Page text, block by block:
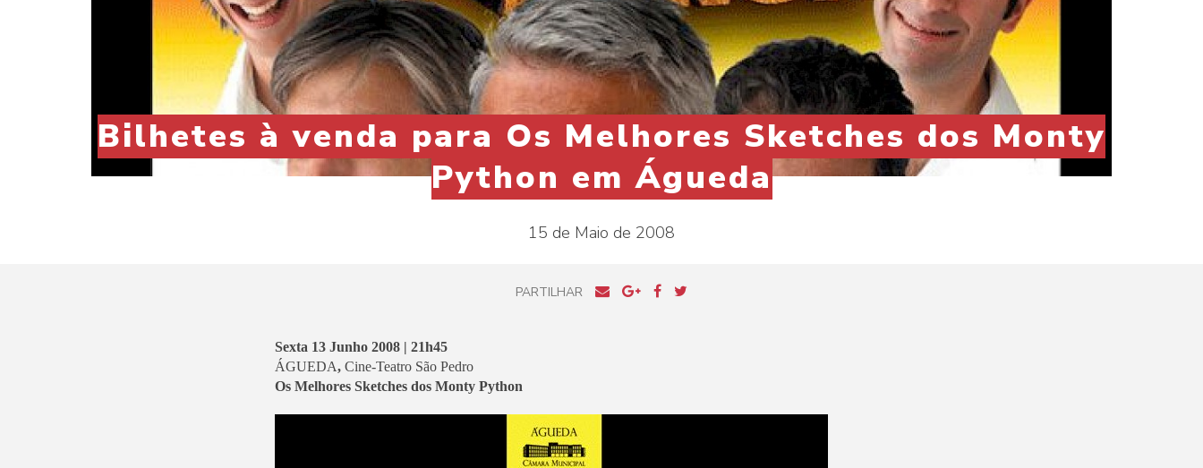
Bilhetes à venda para Os Melhores Sketches dos Monty
Python em Águeda‎
15 de Maio de 2008
PARTILHAR
Sexta 13 Junho 2008 | 21h45
ÁGUEDA, Cine-Teatro São Pedro
Os Melhores Sketches dos Monty Python